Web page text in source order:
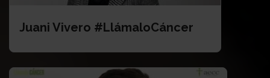
Juani Vivero #LlámaloCáncer